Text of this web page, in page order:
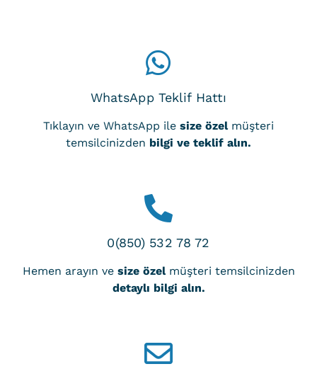
WhatsApp Teklif Hattı
Tıklayın ve WhatsApp ile size özelmüşteri
temsilcinizden bilgi ve teklif alın.
0(850) 532 78 72
Hemen arayın ve size özelmüşteri temsilcinizden
detaylı bilgi alın.